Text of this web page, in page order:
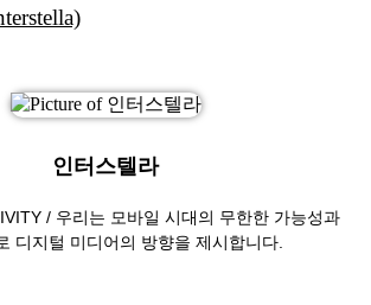
인터스텔라
/ 우리는 모바일 시대의 무한한 가능성과
디지털 미디어의 방향을 제시합니다.